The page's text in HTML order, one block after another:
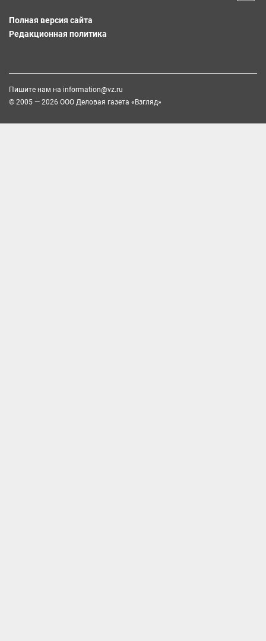
Полная версия сайта
Редакционная политика
Пишите нам на information@vz.ru
© 2005 — 2026 ООО Деловая газета «Взгляд»